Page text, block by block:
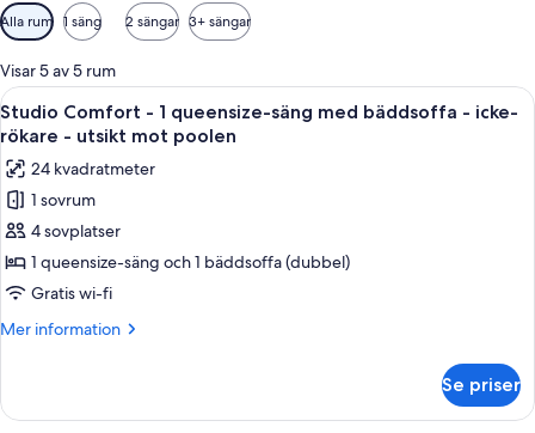
Tillgängliga
filter
för
rum
Alla rum 1 säng 2 sängar 3+ sängar
Visar 5 av 5 rum
Öppna
alla
foton
för
Studio
Comfort
-
1
queensize-
bäddsoffa
Ett sovrum med en himmelssäng,
8
Studio Comfort - 1 queensize-säng med bäddsoffa - icke-
rökare - utsikt mot poolen
24 kvadratmeter
1 sovrum
4 sovplatser
1 queensize-säng och 1 bäddsoffa (dubbel)
Gratis wi-fi
Mer information
Mer
Comfort
Se priser